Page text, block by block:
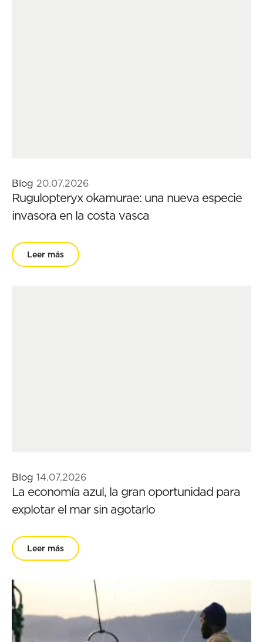
Blog 20.07.2026
Rugulopteryx okamurae: una nueva especie
invasora en la costa vasca
Leer más
Blog 14.07.2026
La economía azul, la gran oportunidad para
explotar el mar sin agotarlo
Leer más